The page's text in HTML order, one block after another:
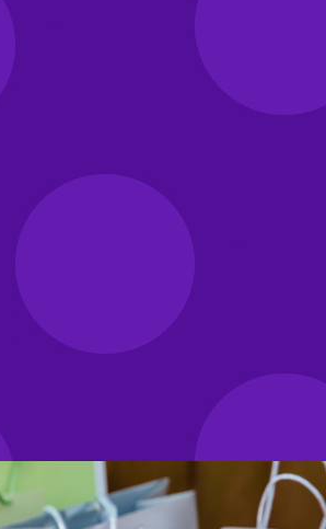
Alimentari
per decorare